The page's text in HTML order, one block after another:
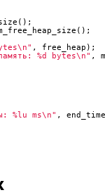
();
();
\n" , free_heap );
%d bytes\n" ,
%lu ms\n" ,
end_time